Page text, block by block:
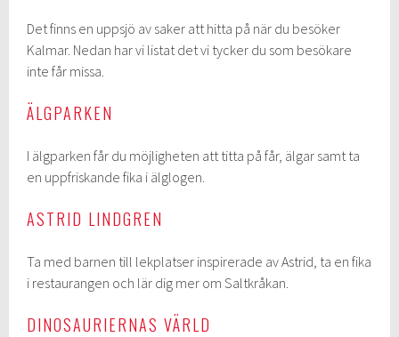
Det finns en uppsjö av saker att hitta på när du besöker
Kalmar. Nedan har vi listat det vi tycker du som besökare
inte får missa.
ÄLGPARKEN
I älgparken får du möjligheten att titta på får, älgar samt ta
en uppfriskande fika i älglogen.
ASTRID LINDGREN
Ta med barnen till lekplatser inspirerade av Astrid, ta en fika
i restaurangen och lär dig mer om Saltkråkan.
DINOSAURIERNAS VÄRLD